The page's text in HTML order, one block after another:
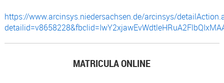
https://www.arcinsys.niedersachsen.de/arcinsys/
MATRICULA ONLINE